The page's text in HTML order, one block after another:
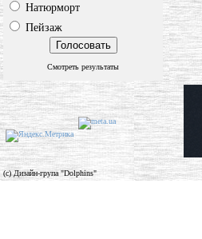
Натюрморт
Пейзаж
Смотреть результаты
(c) Дизайн-група "Dolphins"